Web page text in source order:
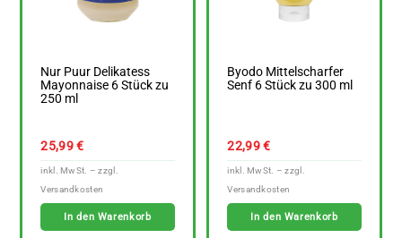
Nur Puur Delikatess
Mayonnaise 6 Stück zu
250 ml
25,99€
In den Warenkorb
Byodo Mittelscharfer
Senf 6 Stück zu 300 ml
22,99€
In den Warenkorb